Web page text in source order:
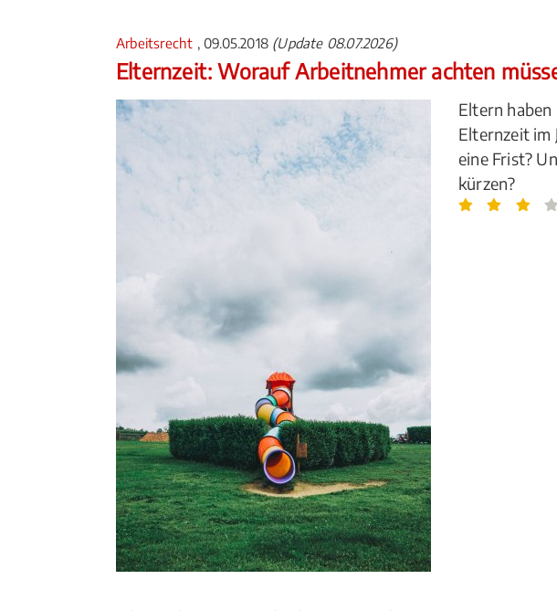
Arbeitsrecht , 09.05.2018 (Update 08.07.2026)
Elternzeit: Worauf Arbeitnehmer achten
Eltern haben
Elternzeit im
eine Frist?
kürzen?